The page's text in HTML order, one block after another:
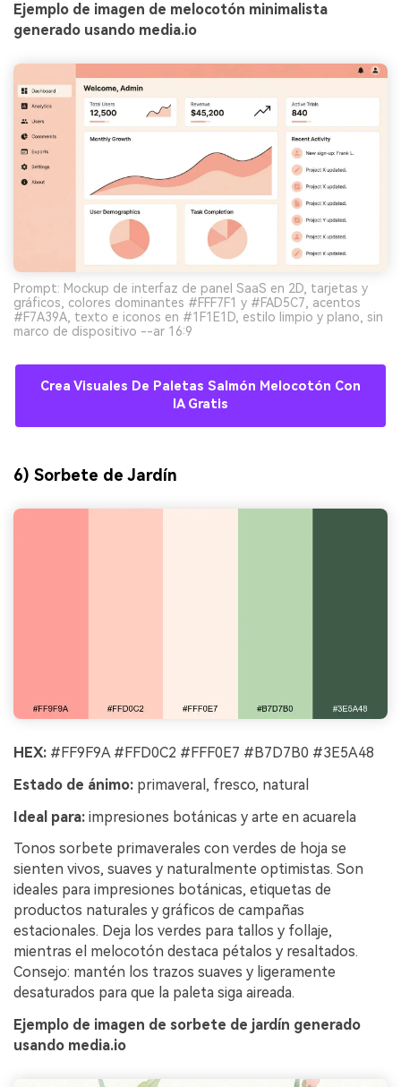
Ejemplo de imagen de melocotón minimalista
generado usando media.io
Prompt: Mockup de interfaz de panel SaaS en 2D, tarjetas y
gráficos, colores dominantes #FFF7F1 y #FAD5C7, acentos
#F7A39A, texto e iconos en #1F1E1D, estilo limpio y plano, sin
marco de dispositivo --ar 16:9
Crea Visuales De Paletas Salmón Melocotón Con
IA Gratis
6) Sorbete de Jardín
HEX: #FF9F9A #FFD0C2 #FFF0E7 #B7D7B0 #3E5A48
Estado de ánimo: primaveral, fresco, natural
Ideal para: impresiones botánicas y arte en acuarela
Tonos sorbete primaverales con verdes de hoja se
sienten vivos, suaves y naturalmente optimistas. Son
ideales para impresiones botánicas, etiquetas de
productos naturales y gráficos de campañas
estacionales. Deja los verdes para tallos y follaje,
mientras el melocotón destaca pétalos y resaltados.
Consejo: mantén los trazos suaves y ligeramente
desaturados para que la paleta siga aireada.
Ejemplo de imagen de sorbete de jardín generado
usando media.io